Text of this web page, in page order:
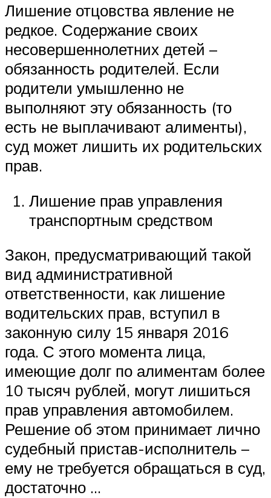
Лишение отцовства явление не
редкое. Содержание своих
несовершеннолетних детей –
обязанность родителей. Если
родители умышленно не
выполняют эту обязанность (то
есть не выплачивают алименты),
суд может лишить их родительских
прав.
Лишение прав управления
транспортным средством
Закон, предусматривающий такой
вид административной
ответственности, как лишение
водительских прав, вступил в
законную силу 15 января 2016
года. С этого момента лица,
имеющие долг по алиментам более
10 тысяч рублей, могут лишиться
прав управления автомобилем.
Решение об этом принимает лично
судебный пристав-исполнитель –
ему не требуется обращаться в суд,
достаточно …